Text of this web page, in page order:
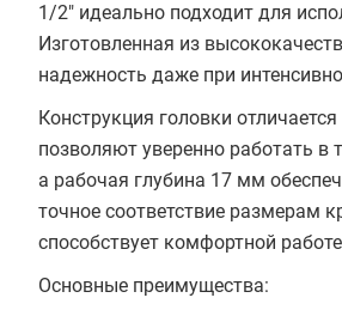
1/2" идеально подходит для
Изготовленная из
надежность даже при
Конструкция головки
позволяют уверенно работать
а рабочая глубина 17 мм
точное соответствие размерам
способствует комфортной
Основные преимущества: